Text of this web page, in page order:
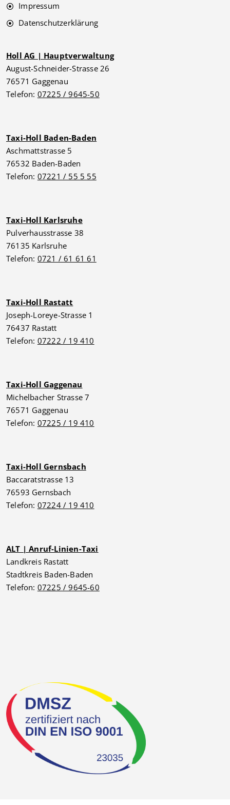
Impressum
Datenschutzerklärung
Holl AG | Hauptverwaltung
August-Schneider-Strasse 26
76571 Gaggenau
Telefon: 07225 / 9645-50
Taxi-Holl Baden-Baden
Aschmattstrasse 5
76532 Baden-Baden
Telefon: 07221 / 55 5 55
Taxi-Holl Karlsruhe
Pulverhausstrasse 38
76135 Karlsruhe
Telefon: 0721 / 61 61 61
Taxi-Holl Rastatt
Joseph-Loreye-Strasse 1
76437 Rastatt
Telefon: 07222 / 19 410
Taxi-Holl Gaggenau
Michelbacher Strasse 7
76571 Gaggenau
Telefon: 07225 / 19 410
Taxi-Holl Gernsbach
Baccaratstrasse 13
76593 Gernsbach
Telefon: 07224 / 19 410
ALT | Anruf-Linien-Taxi
Landkreis Rastatt
Stadtkreis Baden-Baden
Telefon: 07225 / 9645-60